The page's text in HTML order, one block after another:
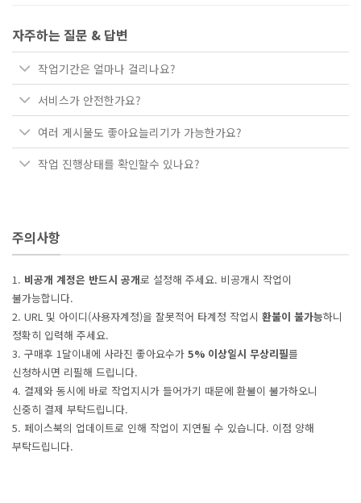
자주하는 질문 & 답변
작업기간은 얼마나 걸리나요?
서비스가 안전한가요?
여러 게시물도 좋아요늘리기가 가능한가요?
작업 진행상태를 확인할수 있나요?
주의사항
1. 비공개 계정은 반드시 공개로 설정해 주세요. 비공개시 작업이
불가능합니다.
2. URL 및 아이디(사용자계정)을 잘못적어 타계정 작업시 환불이 불가능하니
정확히 입력해 주세요.
3. 구매후 1달이내에 사라진 좋아요수가 5% 이상일시 무상리필를
신청하시면 리필해 드립니다.
4. 결제와 동시에 바로 작업지시가 들어가기 때문에 환불이 불가하오니
신중히 결제 부탁드립니다.
5. 페이스북의 업데이트로 인해 작업이 지연될 수 있습니다. 이점 양해
부탁드립니다.